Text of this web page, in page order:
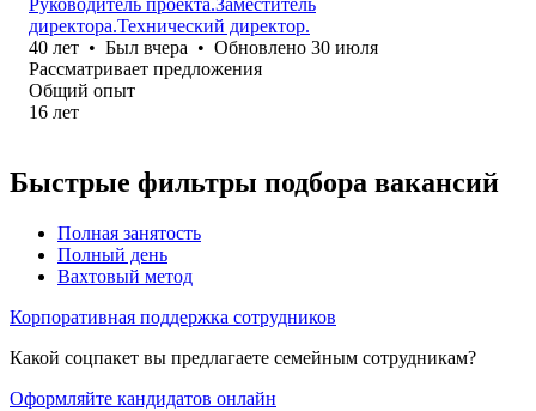
директора.Технический директор.
40 лет • Был вчера • Обновлено 30 июля
Рассматривает предложения
Общий опыт
16 лет
Быстрые фильтры подбора вакансий
Полная занятость
Полный день
Вахтовый метод
Корпоративная поддержка сотрудников
Какой соцпакет вы предлагаете семейным сотрудникам?
Оформляйте кандидатов онлайн